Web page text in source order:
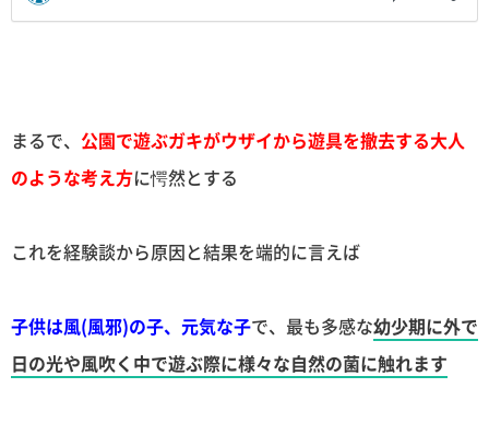
まるで、 公園で遊ぶガキがウザイから遊具を撤去する大人
のような考え方に愕然とする
これを経験談から原因と結果を端的に言えば
子供は風(風邪)の子、元気な子で、最も多感な幼少期に外で
日の光や風吹く中で遊ぶ際に様々な自然の菌に触れます